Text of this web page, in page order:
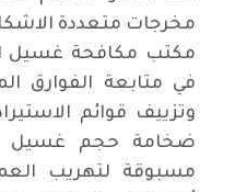
مخرجات متعددة
مكتب مكافحة غسيل
في متابعة الفوارق
وتزييف قوائم
ضخامة حجم غسيل
مسبوقة لتهريب